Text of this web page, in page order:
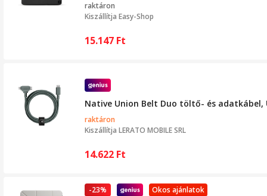
raktáron
Kiszállítja Easy-Shop
15.147 Ft
Native Union Belt Duo töltő- és adatkábel,
raktáron
Kiszállítja LERATO MOBILE SRL
14.622 Ft
Okos ajánlatok
-23%